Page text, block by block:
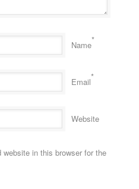
Name*
Email*
Website
in this browser for the